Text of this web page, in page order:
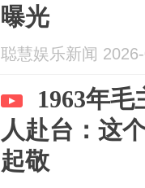
曝光
聪慧娱乐新闻
1963年
人赴台：这
起敬